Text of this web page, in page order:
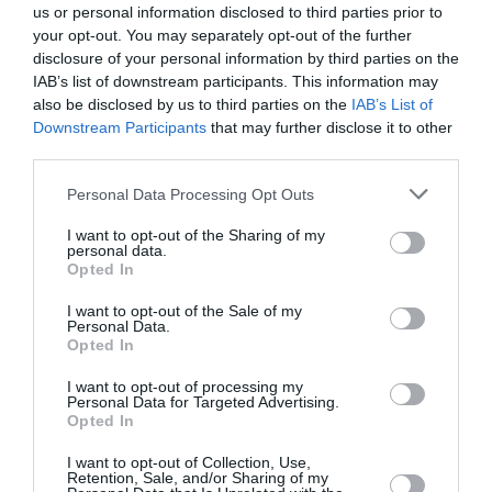
us or personal information disclosed to third parties prior to
your opt-out. You may separately opt-out of the further
disclosure of your personal information by third parties on the
IAB’s list of downstream participants. This information may
also be disclosed by us to third parties on the IAB’s List of
Downstream Participants that may further disclose it to other
Personal Data Processing Opt Outs
I want to opt-out of the Sharing of my
personal data.
Opted In
I want to opt-out of the Sale of my
Personal Data.
Opted In
I want to opt-out of processing my
Personal Data for Targeted Advertising.
Opted In
I want to opt-out of Collection, Use,
Retention, Sale, and/or Sharing of my
Bruxelles
Ibrahim a commenté l'article :
Fiabilité du COMAC C919 : des anomalies signalées
dans un document attribué à China Southern Airlines
histoire de l'aviation
LIRE AUSSI
LE 9 AOÛT 1912 DANS LE
BEAUMONT POUR LA...